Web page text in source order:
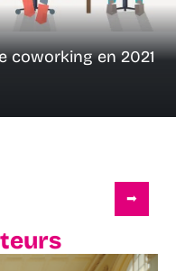
coworking en 2021